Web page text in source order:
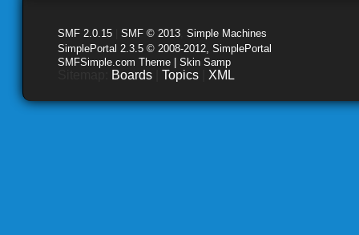
SMF 2.0.15 SMF © 2013 Simple Machines
SimplePortal 2.3.5 © 2008-2012, SimplePortal
SMFSimple.com Theme | Skin Samp
Boards Topics XML